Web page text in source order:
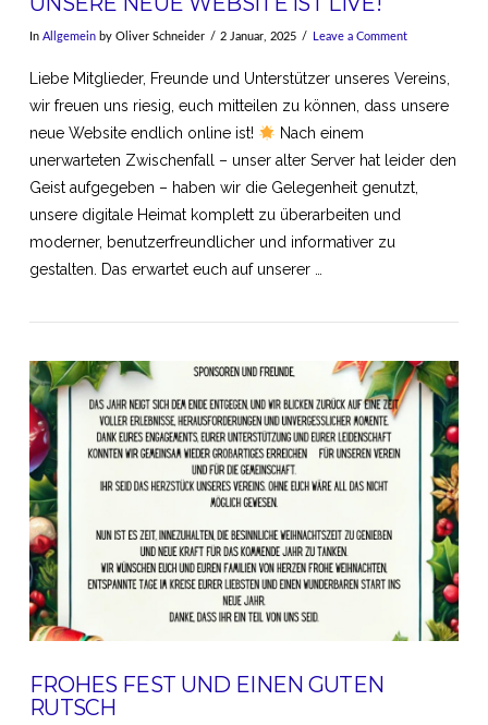
VIEW POST
In Allgemeinby Oliver Schneider 2 Januar, 2025 Leave a Comment
Liebe Mitglieder, Freunde und Unterstützer unseres Vereins,
wir freuen uns riesig, euch mitteilen zu können, dass unsere
neue Website endlich online ist!
Nach einem
unerwarteten Zwischenfall – unser alter Server hat leider den
Geist aufgegeben – haben wir die Gelegenheit genutzt,
unsere digitale Heimat komplett zu überarbeiten und
moderner, benutzerfreundlicher und informativer zu
gestalten. Das erwartet euch auf unserer …
FROHES FEST UND EINEN GUTEN
RUTSCH